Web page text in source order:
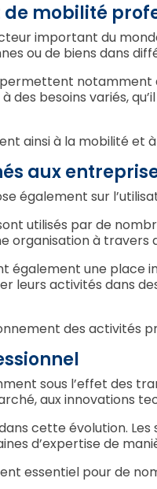
de mobilité
important du
ou de biens dans
permettent notamment
besoins variés,
ainsi à la mobilité et
aux
également sur
utilisés par de
organisation à
également une place
leurs activités dans
des activités
sous l’effet des
aux innovations
cette évolution.
d’expertise de
essentiel pour de